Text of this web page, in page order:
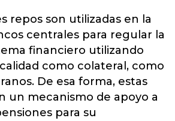
repos son utilizadas en la
centrales para regular la
financiero utilizando
como colateral, como
De esa forma, estas
un mecanismo de apoyo a
para su